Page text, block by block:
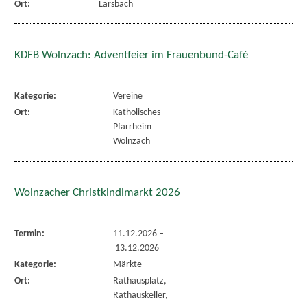
Ort:
Larsbach
KDFB Wolnzach: Adventfeier im Frauenbund-Café
Kategorie:
Vereine
Ort:
Katholisches
Pfarrheim
Wolnzach
Wolnzacher Christkindlmarkt 2026
Termin: 11.12.2026–
13.12.2026
Kategorie:
Märkte
Ort:
Rathausplatz,
Rathauskeller,